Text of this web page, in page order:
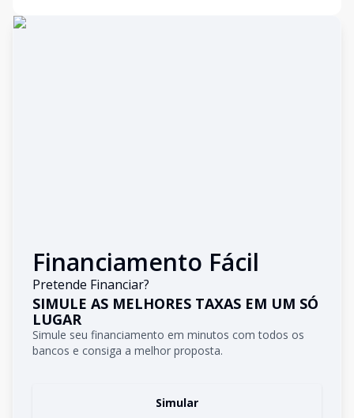
Financiamento Fácil
Pretende Financiar?
SIMULE AS MELHORES TAXAS EM UM SÓ
LUGAR
Simule seu financiamento em minutos com todos os
bancos e consiga a melhor proposta.
Simular